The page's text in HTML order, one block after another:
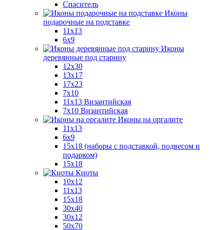
Спаситель
Иконы
подарочные на подставке
11x13
6x9
Иконы
деревянные под старину
12х30
13x17
17x23
7x10
11x13 Византийская
7x10 Византийская
Иконы на оргалите
11x13
6x9
15х18 (наборы с подставкой, подвесом и
подарком)
15x18
Киоты
10x12
11x13
15x18
30x40
30х12
50x70